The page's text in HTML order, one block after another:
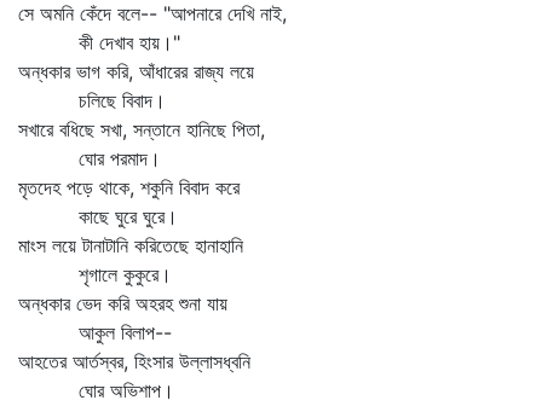
সে অমনি কেঁদে বলে-- "আপনারে দেখি নাই,
কী দেখাব হায়।"
অন্ধকার ভাগ করি, আঁধারের রাজ্য লয়ে
চলিছে বিবাদ।
সখারে বধিছে সখা, সন্তানে হানিছে পিতা,
ঘোর পরমাদ।
মৃতদেহ পড়ে থাকে, শকুনি বিবাদ করে
কাছে ঘুরে ঘুরে।
মাংস লয়ে টানাটানি করিতেছে হানাহানি
শৃগালে কুকুরে।
অন্ধকার ভেদ করি অহরহ শুনা যায়
আকুল বিলাপ--
আহতের আর্তস্বর, হিংসার উল্লাসধ্বনি
ঘোর অভিশাপ।